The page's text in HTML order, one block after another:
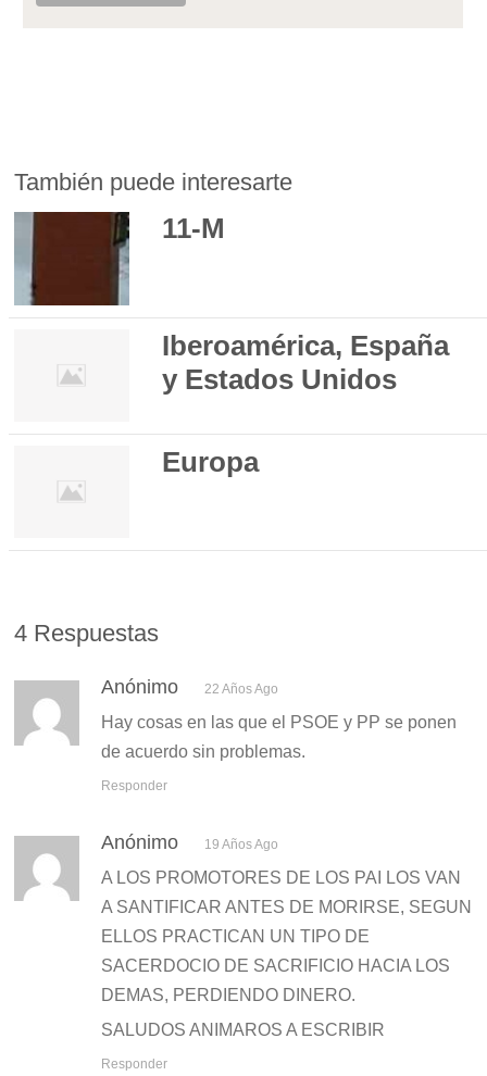
También puede interesarte
11-M
Iberoamérica, España
y Estados Unidos
Europa
4 Respuestas
Anónimo 22 Años Ago
Hay cosas en las que el PSOE y PP se ponen
de acuerdo sin problemas.
Responder
Anónimo 19 Años Ago
A LOS PROMOTORES DE LOS PAI LOS VAN
A SANTIFICAR ANTES DE MORIRSE, SEGUN
ELLOS PRACTICAN UN TIPO DE
SACERDOCIO DE SACRIFICIO HACIA LOS
DEMAS, PERDIENDO DINERO.
SALUDOS ANIMAROS A ESCRIBIR
Responder